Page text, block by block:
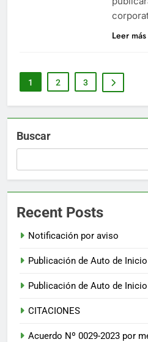
Leer más
1 2 3
Buscar
Recent Posts
Notificación por aviso
Publicación de Auto de
Publicación de Auto de
CITACIONES
Acuerdo Nº 0029-2023 por